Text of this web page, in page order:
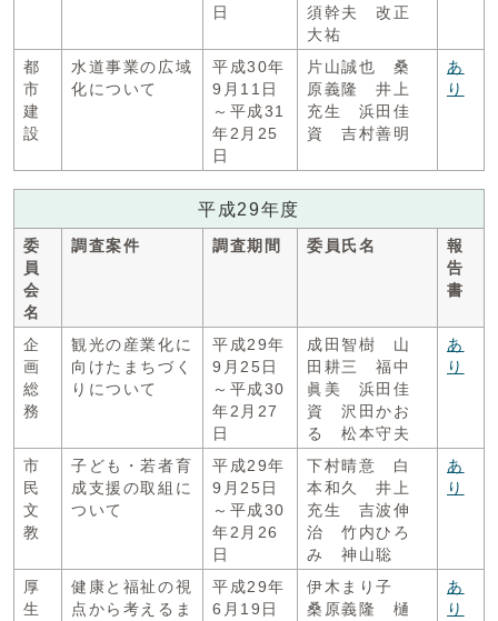
日
須幹夫 改正
大祐
都
市
建
設
水道事業の広域
化について
平成30年
9月11日
～平成31
年2月25
日
片山誠也 桑
原義隆 井上
充生 浜田佳
資 吉村善明
あ
り
平成29年度
委
員
会
名
調査案件 調査期間 委員氏名
報
告
書
企
画
総
務
観光の産業化に
向けたまちづく
りについて
平成29年
9月25日
～平成30
年2月27
日
成田智樹 山
田耕三 福中
眞美 浜田佳
資 沢田かお
る 松本守夫
あ
り
市
民
文
教
子ども・若者育
成支援の取組に
ついて
平成29年
9月25日
～平成30
年2月26
日
下村晴意 白
本和久 井上
充生 吉波伸
治 竹内ひろ
み 神山聡
あ
り
厚
生
健康と福祉の視
点から考えるま
平成29年
6月19日
伊木まり子
桑原義隆 樋
あ
り